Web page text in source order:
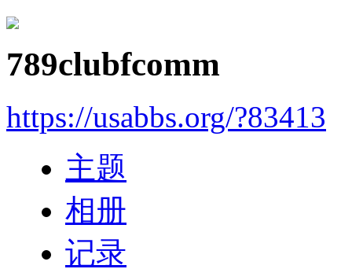
789clubfcomm
https://usabbs.org/?83413
主题
相册
记录